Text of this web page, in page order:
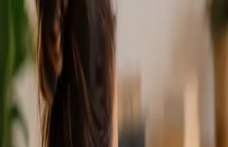
2
Specialist
Cardiología Especialista
From
€79